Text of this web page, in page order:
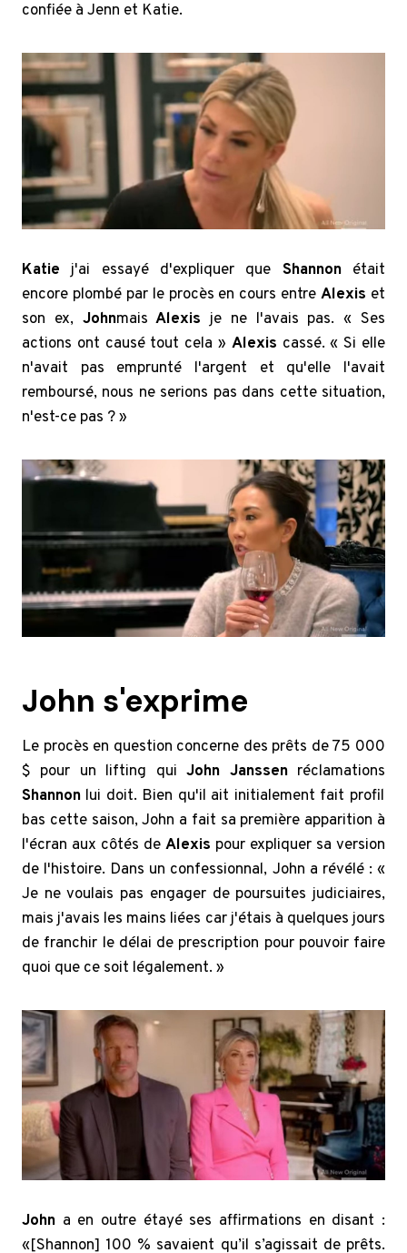
confiée à Jenn et Katie.
Katie j'ai essayé d'expliquer que Shannonétait
encore plombé par le procès en cours entreAlexis et
son ex,Johnmais Alexis je ne l'avais pas. « Ses
actions ont causé tout cela » Alexis cassé. « Si elle
n'avait pas emprunté l'argent et qu'elle l'avait
remboursé, nous ne serions pas dans cette situation,
n'est-ce pas ? »
John s'exprime
Le procès en question concerne des prêts de 75 000
$ pour un lifting quiJohn Janssen réclamations
Shannon lui doit. Bien qu'il ait initialement fait profil
bas cette saison, John a fait sa première apparition à
l'écran aux côtés de Alexis pour expliquer sa version
de l'histoire. Dans un confessionnal, John a révélé : «
Je ne voulais pas engager de poursuites judiciaires,
mais j'avais les mains liées car j'étais à quelques jours
de franchir le délai de prescription pour pouvoir faire
quoi que ce soit légalement. »
John a en outre étayé ses affirmations en disant :
«[Shannon] 100 % savaient qu’il s’agissait de prêts.